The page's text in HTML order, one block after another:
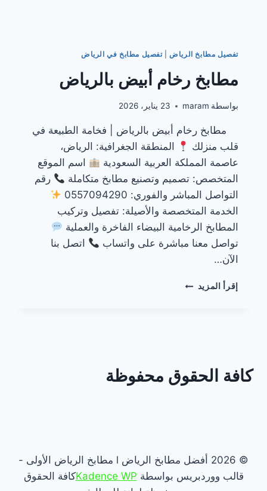
تفصيل مطابخ الرياض |تفصيل مطابخ في الرياض
مطابخ رخام أبيض بالرياض
بواسطة maram 23 يناير، 2026
مطابخ رخام أبيض بالرياض | فخامة الطبيعة في
قلب منزلك
المنطقة الجغرافية: الرياض،
عاصمة المملكة العربية السعودية
اسم الموقع
المتخصص: تصميم وتصنيع مطابخ متكاملة
رقم
التواصل المباشر والفوري: 0557094290
الخدمة المتخصصة والأصيلة: تفصيل وتركيب
المطابخ الرخامية البيضاء الفاخرة والعملية
تواصل معنا مباشرة على واتساب
اتصل بنا
الآن…
إقرأ المزيد مطابخ
كافة الحقوق محفوظة
© 2026 أفضل مطابخ الرياض l مطابخ الرياض الأولى -
قالب ووردبريس بواسطة Kadence WPكافة الحقوق